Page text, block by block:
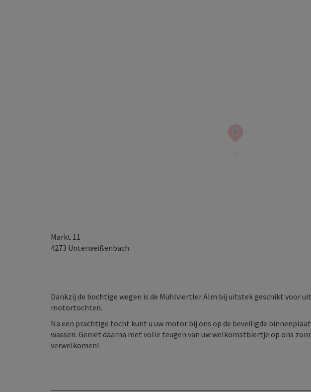
Markt 11
4273 Unterweißenbach
Dankzij de bochtige wegen is de Mühlviertler Alm bij uitstek geschikt voor
motortochten.
Na een prachtige tocht kunt u uw motor bij ons op de beveiligde
wassen. Geniet daarna met volle teugen van uw welkomstbiertje op ons
verwelkomen!